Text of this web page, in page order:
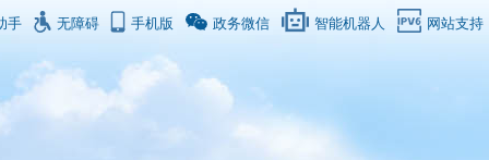
手 无障碍 手机版 政务微信 智能机器人 网站支持